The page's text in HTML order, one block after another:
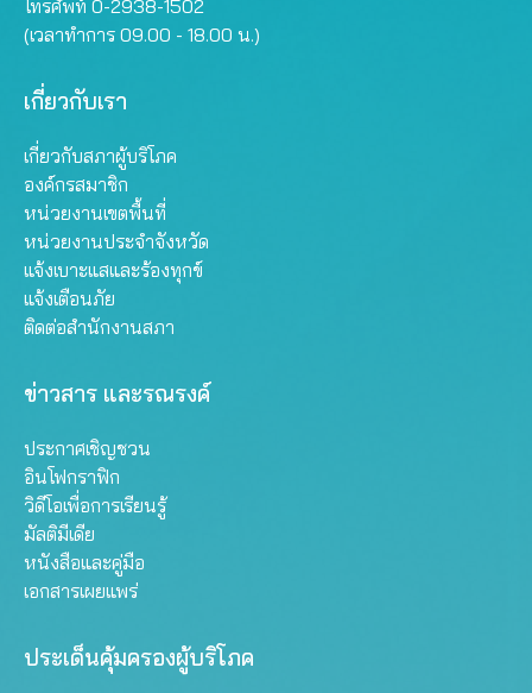
โทรศัพท์ 0-2938-1502
(เวลาทำการ 09.00 - 18.00 น.)
เกี่ยวกับเรา
เกี่ยวกับสภาผู้บริโภค
องค์กรสมาชิก
หน่วยงานเขตพื้นที่
หน่วยงานประจำจังหวัด
แจ้งเบาะแสและร้องทุกข์
แจ้งเตือนภัย
ติดต่อสำนักงานสภา
ข่าวสาร และรณรงค์
ประกาศเชิญชวน
อินโฟกราฟิก
วิดีโอเพื่อการเรียนรู้
มัลติมีเดีย
หนังสือและคู่มือ
เอกสารเผยแพร่
ประเด็นคุ้มครองผู้บริโภค